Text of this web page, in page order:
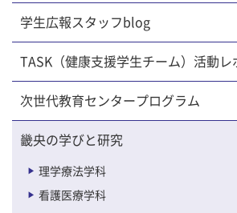
学生広報スタッフblog
TASK（健康支援学生チーム）活動レ
次世代教育センタープログラム
畿央の学びと研究
理学療法学科
看護医療学科